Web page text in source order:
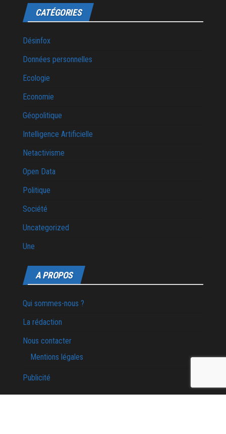
CATÉGORIES
Désinfox
Données personnelles
Ecologie
Economie
Géopolitique
Intelligence Artificielle
Netactivisme
Open Data
Politique
Société
Uncategorized
Une
A PROPOS
Qui sommes-nous ?
La rédaction
Nous contacter
Mentions légales
Publicité